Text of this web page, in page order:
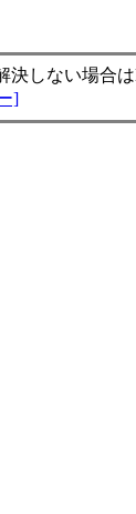
決しない場合
]